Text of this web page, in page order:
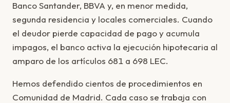
Banco Santander, BBVA y, en menor medida,
segunda residencia y locales comerciales. Cuando
el deudor pierde capacidad de pago y acumula
impagos, el banco activa la ejecución hipotecaria al
amparo de los artículos 681 a 698 LEC.
Hemos defendido cientos de procedimientos en
Comunidad de Madrid. Cada caso se trabaja con